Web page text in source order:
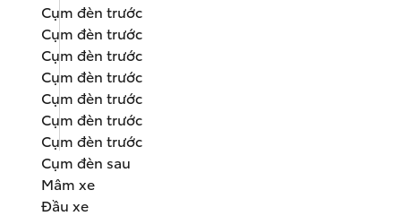
Cụm đèn trước
Cụm đèn trước
Cụm đèn trước
Cụm đèn trước
Cụm đèn trước
Cụm đèn trước
Cụm đèn trước
Cụm đèn sau
Mâm xe
Đầu xe